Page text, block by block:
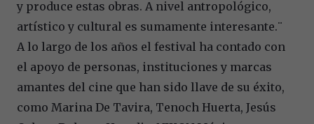
y produce estas obras. A nivel antropológico,
artístico y cultural es sumamente interesante.¨
A lo largo de los años el festival ha contado con
el apoyo de personas, instituciones y marcas
amantes del cine que han sido llave de su éxito,
como Marina De Tavira, Tenoch Huerta, Jesús